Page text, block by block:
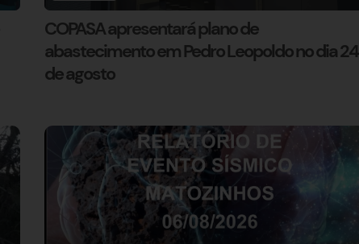
COPASA apresentará plano de
abastecimento em Pedro Leopoldo no dia 24
de agosto